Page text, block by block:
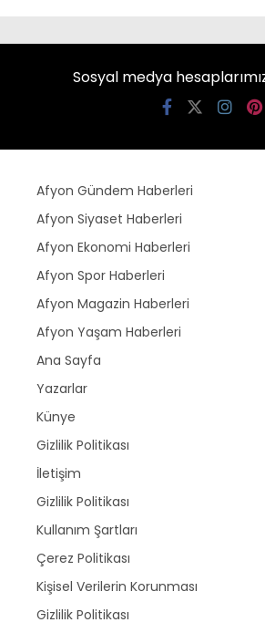
Sosyal medya
Afyon Gündem Haberleri
Afyon Siyaset Haberleri
Afyon Ekonomi Haberleri
Afyon Spor Haberleri
Afyon Magazin Haberleri
Afyon Yaşam Haberleri
Ana Sayfa
Yazarlar
Künye
Gizlilik Politikası
İletişim
Gizlilik Politikası
Kullanım Şartları
Çerez Politikası
Kişisel Verilerin Korunması
Gizlilik Politikası